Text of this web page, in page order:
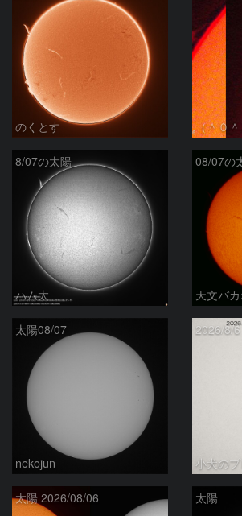
のくとす （＾０
8/07の太陽
ハム太
08/07の
天文バ
太陽08/07
nekojun
2026/8/
小犬の
太陽 2026/08/06 太陽